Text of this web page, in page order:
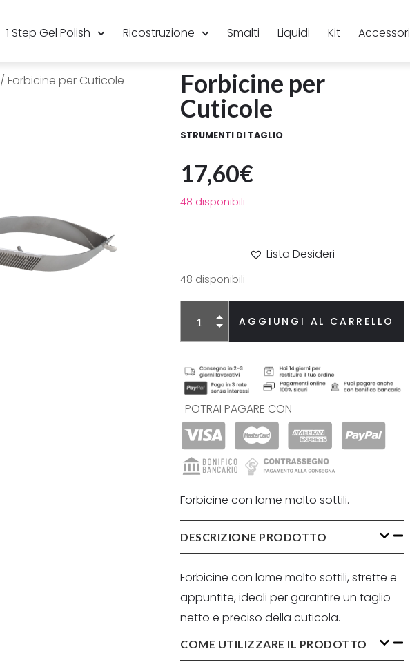
1 Step Gel Polish Ricostruzione Smalti Liquidi Kit Accessori
/ Forbicine per Cuticole
Forbicine per
Cuticole
STRUMENTI DI TAGLIO
17,60€
48 disponibili
Lista Desideri
48 disponibili
AGGIUNGI AL CARRELLO
POTRAI PAGARE CON
Forbicine con lame molto sottili.
DESCRIZIONE PRODOTTO
Forbicine con lame molto sottili, strette e
appuntite, ideali per garantire un taglio
netto e preciso della cuticola.
COME UTILIZZARE IL PRODOTTO